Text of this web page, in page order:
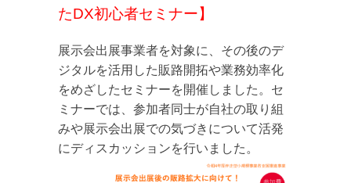
たDX初心者セミナー】
展示会出展事業者を対象に、その後のデ
ジタルを活用した販路開拓や業務効率化
をめざしたセミナーを開催しました。セ
ミナーでは、参加者同士が自社の取り組
みや展示会出展での気づきについて活発
にディスカッションを行いました。